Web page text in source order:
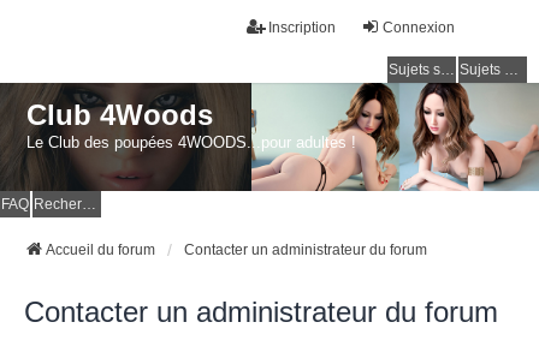
Connexion
Inscription
Sujets sans réponse Sujets actifs
Club 4Woods
Le Club des poupées 4WOODS...pour adultes !
FAQ
Accueil du forum Contacter un administrateur du forum
Contacter un administrateur du forum